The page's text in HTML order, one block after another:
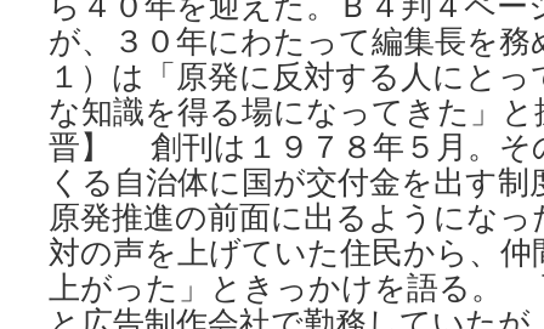
が、３０年にわたって編集長を
１）は「原発に反対する人にと
な知識を得る場になってきた」
晋】 創刊は１９７８年５月。そ
くる自治体に国が交付金を出す
原発推進の前面に出るようにな
対の声を上げていた住民から、
上がった」ときっかけを語る。